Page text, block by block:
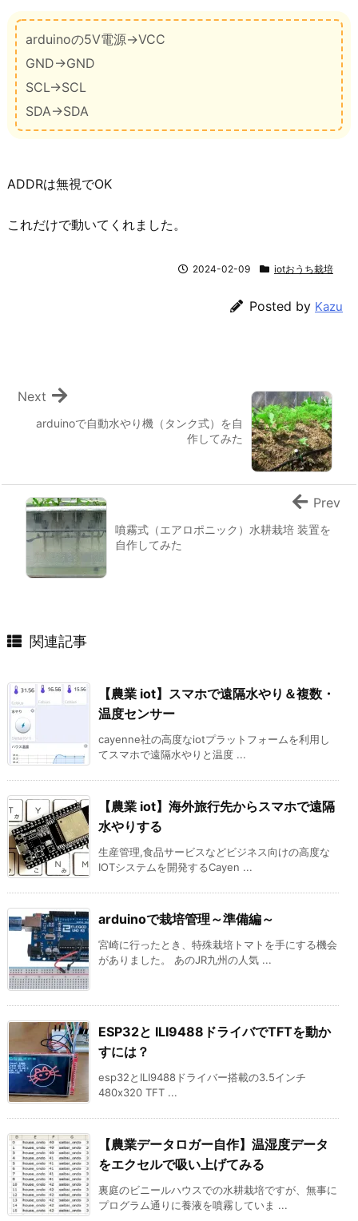
arduinoの5V電源→VCC
GND→GND
SCL→SCL
SDA→SDA
ADDRは無視でOK
これだけで動いてくれました。
2024-02-09 iotおうち栽培
Posted by Kazu
arduinoで自動水やり機（タンク式）を自
作してみた
Next
噴霧式（エアロポニック）水耕栽培 装置を
自作してみた
Prev
関連記事
【農業 iot】スマホで遠隔水やり＆複数・
温度センサー
cayenne社の高度なiotプラットフォームを利用し
てスマホで遠隔水やりと温度 ...
【農業 iot】海外旅行先からスマホで遠隔
水やりする
生産管理,食品サービスなどビジネス向けの高度な
IOTシステムを開発するCayen ...
arduinoで栽培管理～準備編～
宮崎に行ったとき、特殊栽培トマトを手にする機会
がありました。 あのJR九州の人気 ...
ESP32と ILI9488ドライバでTFTを動か
すには？
esp32とILI9488ドライバー搭載の3.5インチ
480x320 TFT ...
【農業データロガー自作】温湿度データ
をエクセルで吸い上げてみる
裏庭のビニールハウスでの水耕栽培ですが、無事に
プログラム通りに養液を噴霧していま ...